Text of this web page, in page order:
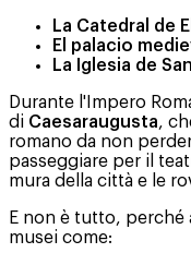
La Catedral de
El palacio
La Iglesia de
Durante l'Impero
di Caesaraugusta,
romano da non
passeggiare per il
mura della città e le
E non è tutto, perché
musei come: